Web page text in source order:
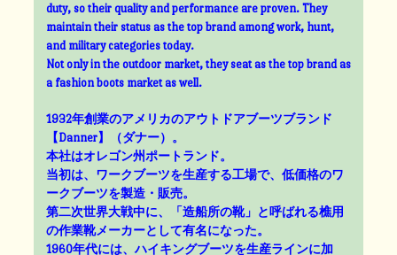
duty, so their quality and performance are proven. They
maintain their status as the top brand among work, hunt,
and military categories today.
Not only in the outdoor market, they seat as the top brand as
a fashion boots market as well.
1932年創業のアメリカのアウトドアブーツブランド
【Danner】（ダナー）。
本社はオレゴン州ポートランド。
当初は、ワークブーツを生産する工場で、低価格のワ
ークブーツを製造・販売。
第二次世界大戦中に、「造船所の靴」と呼ばれる樵用
の作業靴メーカーとして有名になった。
1960年代には、ハイキングブーツを生産ラインに加